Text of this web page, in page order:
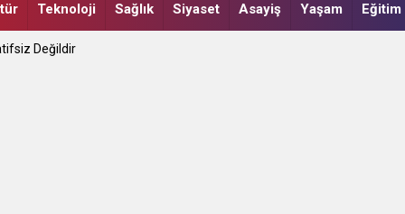
Teknoloji Sağlık Siyaset Asayiş Yaşam Eğitim
Değildir